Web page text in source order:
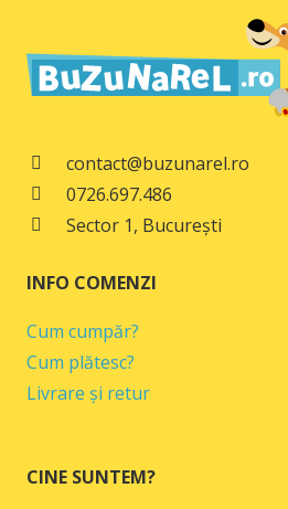
fost:
contact@buzunarel.ro
0726.697.486
Sector 1, București
INFO COMENZI
Cum cumpăr?
Cum plătesc?
Livrare și retur
CINE SUNTEM?